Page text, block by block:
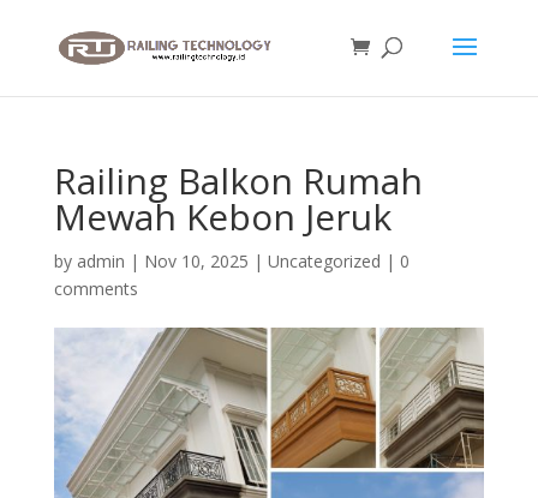
Railing Balkon Rumah
Mewah Kebon Jeruk
by admin | Nov 10, 2025 | Uncategorized | 0
comments